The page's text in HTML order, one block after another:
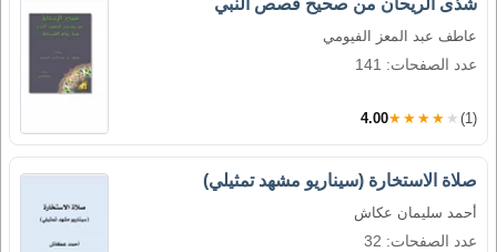
عاطف عبد المعز الفيومي
عدد الصفحات: 141
4.00★★★★★ (1)
صلاة الاستخارة (سيناريو مشهد تمثيلي)
أحمد سليمان عكاش
عدد الصفحات: 32